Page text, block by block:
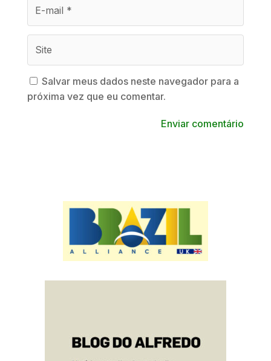
Salvar meus dados neste navegador para a
próxima vez que eu comentar.
Enviar comentário